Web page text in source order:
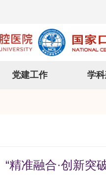
党建工作 学
“精准融合·创新突